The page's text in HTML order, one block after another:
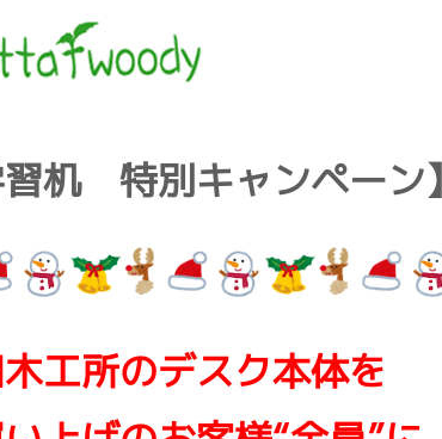
習机 特別キャンペーン
工所のデスク本体を